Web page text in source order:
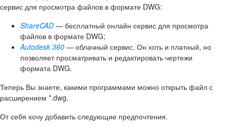
сервис для просмотра файлов в формате DWG:
ShareCAD — бесплатный онлайн сервис для просмотра
файлов в формате DWG;
Autodesk 360 — облачный сервис. Он хоть и платный, но
позволяет просматривать и редактировать чертежи
формата DWG.
Теперь Вы знаете, какими программами можно открыть файл с
расширением *.dwg.
От себя хочу добавить следующие предпочтения.